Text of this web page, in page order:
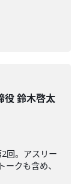
役 鈴木啓太
回。アスリー
クも含め、